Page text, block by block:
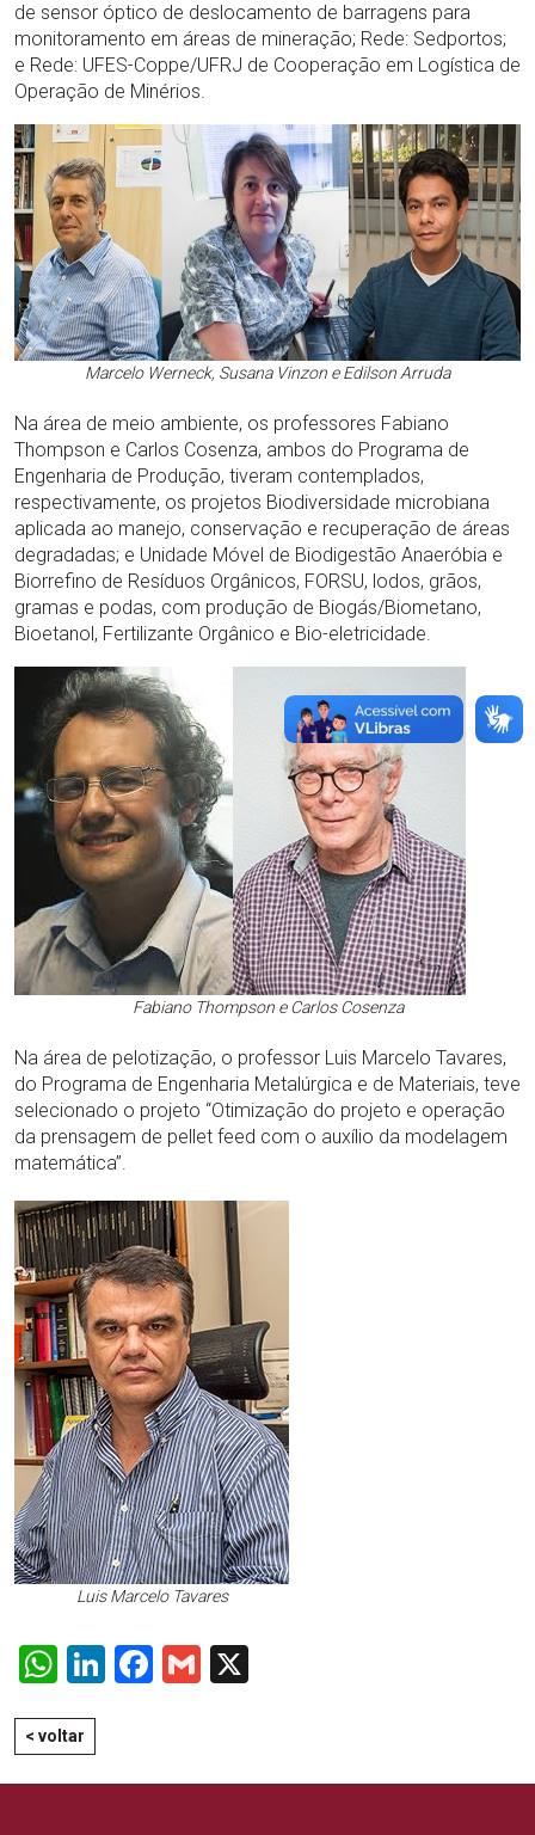
de sensor óptico de deslocamento de barragens para
monitoramento em áreas de mineração; Rede: Sedportos;
e Rede: UFES-Coppe/UFRJ de Cooperação em Logística de
Operação de Minérios.
Marcelo Werneck, Susana Vinzon e Edilson Arruda
Na área de meio ambiente, os professores Fabiano
Thompson e Carlos Cosenza, ambos do Programa de
Engenharia de Produção, tiveram contemplados,
respectivamente, os projetos Biodiversidade microbiana
aplicada ao manejo, conservação e recuperação de áreas
degradadas; e Unidade Móvel de Biodigestão Anaeróbia e
Biorrefino de Resíduos Orgânicos, FORSU, lodos, grãos,
gramas e podas, com produção de Biogás/Biometano,
Bioetanol, Fertilizante Orgânico e Bio-eletricidade.
Fabiano Thompson e Carlos Cosenza
Na área de pelotização, o professor Luis Marcelo Tavares,
do Programa de Engenharia Metalúrgica e de Materiais, teve
selecionado o projeto “Otimização do projeto e operação
da prensagem de pellet feed com o auxílio da modelagem
matemática”.
Luis Marcelo Tavares
WhatsApp
LinkedIn
Facebook
Gmail
< voltar